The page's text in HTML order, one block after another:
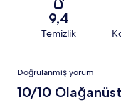
9,4
Temizlik
Yorumlar
Doğrulanmış yorum
10/10